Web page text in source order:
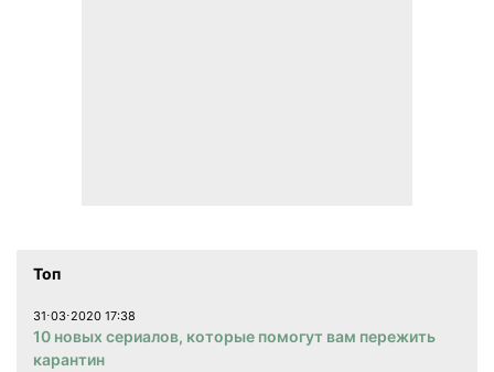
Топ
31⋅03⋅2020 17:38
10 новых сериалов, которые помогут вам пережить
карантин